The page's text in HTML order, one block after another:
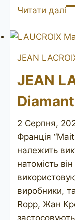
Читати далі
JEAN
JEAN
2 Серпня,
Франція
належить
натомість
виробники,
Ropp, Жан